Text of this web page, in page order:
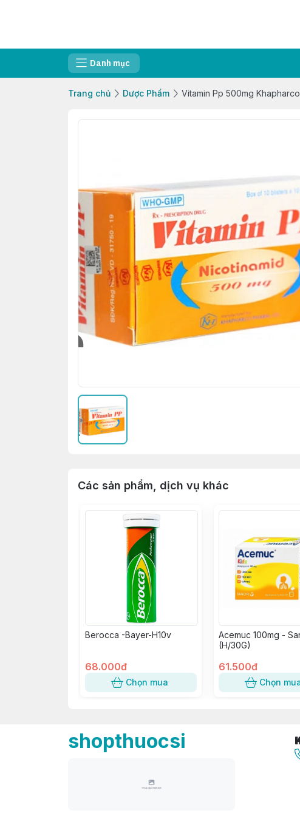
Danh mục
Trang chủ Dược Phẩm Vitamin Pp 500mg
Các sản phẩm, dịch vụ khác
Berocca -Bayer-H10v
68.000đ
Chọn mua
Acemuc 100mg -
(H/30G)
61.500đ
Chọn
shopthuocsi